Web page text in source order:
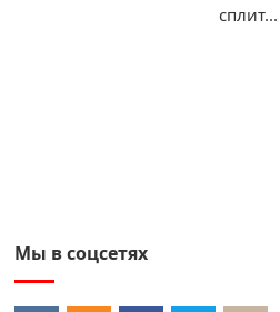
сплит...
Мы в соцсетях